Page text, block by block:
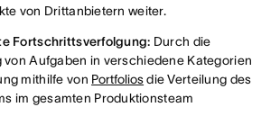
von Drittanbietern weiter.
Fortschrittsverfolgung: Durch die
von Aufgaben in verschiedene Kategorien
mithilfe von Portfoliosdie Verteilung des
im gesamten Produktionsteam